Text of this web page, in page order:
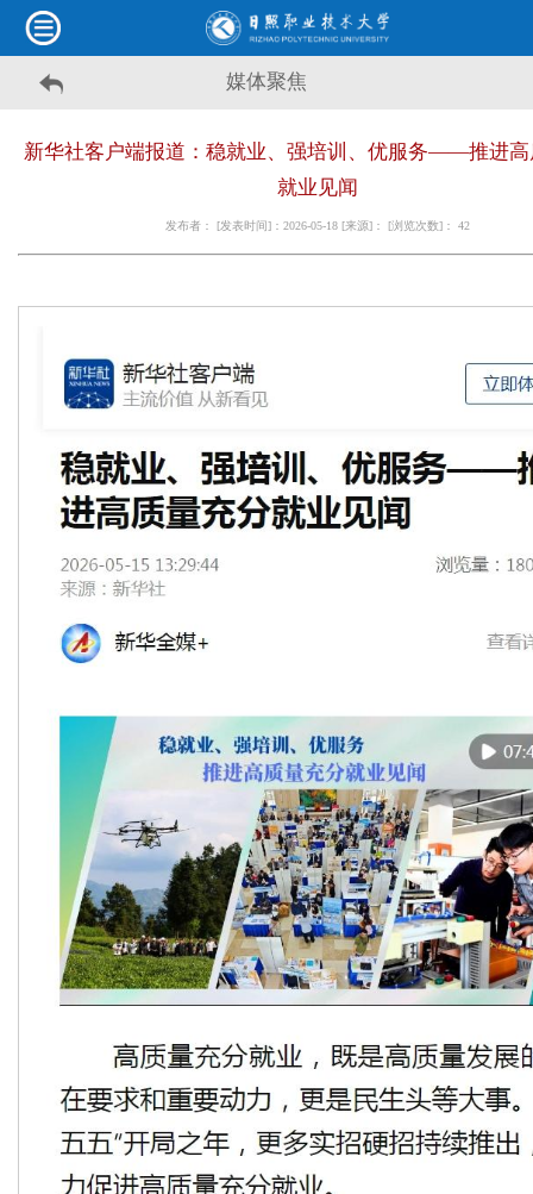
媒体聚焦
新华社客户端报道：稳就业、强培训、优服务——推进高
就业见闻
发布者： [发表时间]：2026-05-18 [来源]： [浏览次数]： 42